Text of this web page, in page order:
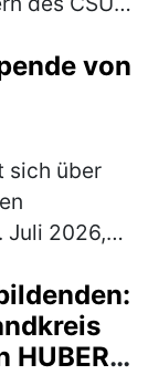
Pfarrervon
sich über
Juli 2026,
HUBER